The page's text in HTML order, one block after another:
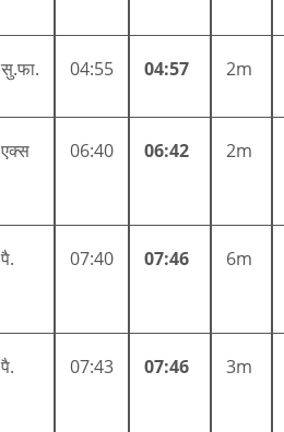
सु.फा. 04:55 04:57 2m
एक्स 06:40 06:42 2m
पै. 07:40 07:46 6m
पै. 07:43 07:46 3m